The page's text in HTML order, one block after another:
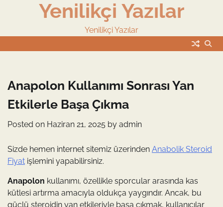
Yenilikçi Yazılar
Yenilikçi Yazılar
Anapolon Kullanımı Sonrası Yan
Etkilerle Başa Çıkma
Posted on Haziran 21, 2025 by admin
Sizde hemen internet sitemiz üzerinden Anabolik Steroid
Fiyat işlemini yapabilirsiniz.
Anapolon kullanımı, özellikle sporcular arasında kas
kütlesi artırma amacıyla oldukça yaygındır. Ancak, bu
güçlü steroidin yan etkileriyle başa çıkmak, kullanıcılar